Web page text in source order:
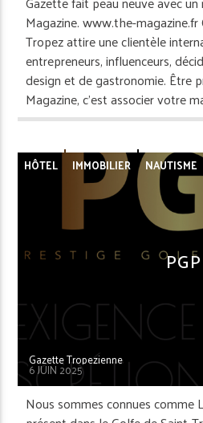
Magazine. www.the-magazine.fr
Tropez attire une clientèle
entrepreneurs, influenceurs,
design et de gastronomie. Être
Magazine, c’est associer votre
HÔTEL IMMOBILIER
NAUTISME
REPORTAGE
SAINTE-MAXIME
PGP
Gazette Tropezienne
6 JUIN 2025
Nous sommes connues comme